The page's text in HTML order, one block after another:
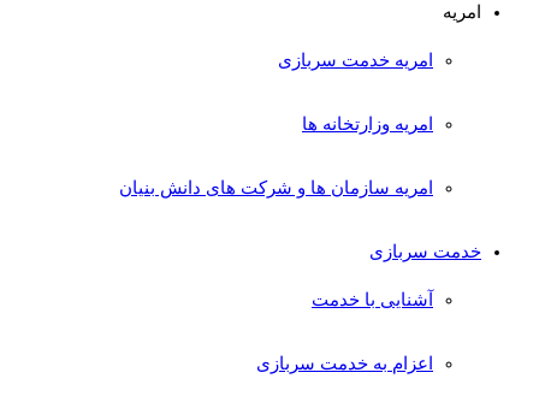
امریه
امریه خدمت سربازی
امریه وزارتخانه ها
امریه سازمان ها و شرکت های دانش بنیان
خدمت سربازی
آشنایی با خدمت
اعزام به خدمت سربازی